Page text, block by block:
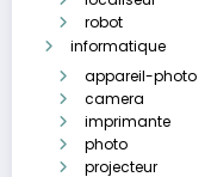
robot
informatique
appareil-photo
camera
imprimante
photo
projecteur